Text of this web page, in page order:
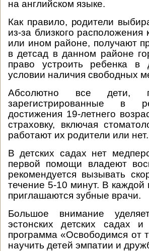
на английском языке.
Как правило, родители
из-за близкого
или ином районе, получают
в детсад в данном районе
право устроить ребенка
условии наличия свободных
Абсолютно все дети,
зарегистрированные в
достижения 19-летнего
страховку, включая
работают их родители или нет.
В детских садах нет
первой помощи владеют
рекомендуется вызывать
течение 5-10 минут. В каждой
приглашаются зубные врачи.
Большое внимание
эстонских детских садах
программа «Освободимся от
научить детей эмпатии и